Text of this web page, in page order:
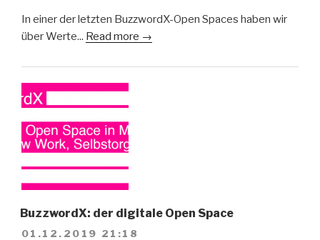
In einer der letzten BuzzwordX-Open Spaces haben wir
über Werte... Read more →
BuzzwordX: der digitale Open Space
01.12.2019 21:18